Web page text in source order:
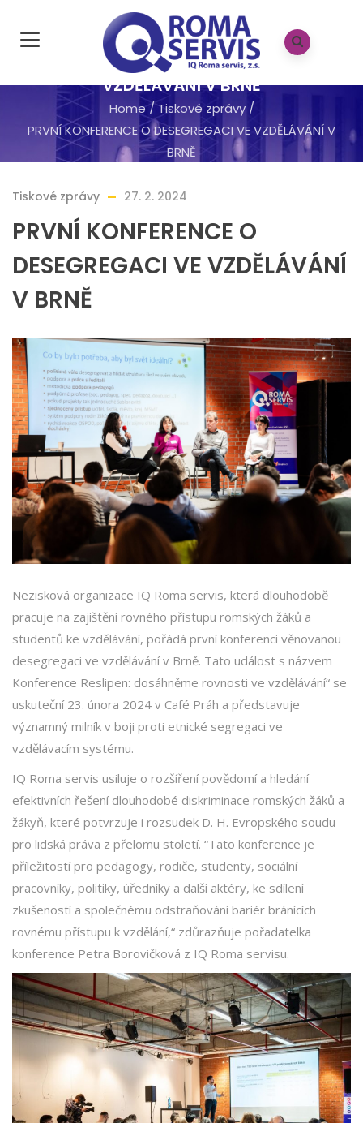
PRVNÍ KONFERENCE O DESEGREGACI VE
VZDĚLÁVÁNÍ V BRNĚ
Home/Tiskové zprávy/
PRVNÍ KONFERENCE O DESEGREGACI VE VZDĚLÁVÁNÍ V
BRNĚ
Tiskové zprávy 27. 2. 2024
PRVNÍ KONFERENCE O
DESEGREGACI VE VZDĚLÁVÁNÍ
V BRNĚ
Nezisková organizace IQ Roma servis, která dlouhodobě
pracuje na zajištění rovného přístupu romských žáků a
studentů ke vzdělávání, pořádá první konferenci věnovanou
desegregaci ve vzdělávání v Brně. Tato událost s názvem
Konference Reslipen: dosáhněme rovnosti ve vzdělávání“ se
uskuteční 23. února 2024 v Café Práh a představuje
významný milník v boji proti etnické segregaci ve
vzdělávacím systému.
IQ Roma servis usiluje o rozšíření povědomí a hledání
efektivních řešení dlouhodobé diskriminace romských žáků a
žákyň, které potvrzuje i rozsudek D. H. Evropského soudu
pro lidská práva z přelomu století. “Tato konference je
příležitostí pro pedagogy, rodiče, studenty, sociální
pracovníky, politiky, úředníky a další aktéry, ke sdílení
zkušeností a společnému odstraňování bariér bránících
rovnému přístupu k vzdělání,“ zdůrazňuje pořadatelka
konference Petra Borovičková z IQ Roma servisu.